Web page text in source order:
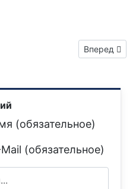
выпуск №72Следующий:
Вперед
(обязательное)
(обязательное)